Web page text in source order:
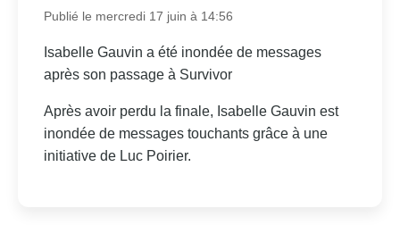
Publié le mercredi 17 juin à 14:56
Isabelle Gauvin a été inondée de messages
après son passage à Survivor
Après avoir perdu la finale, Isabelle Gauvin est
inondée de messages touchants grâce à une
initiative de Luc Poirier.